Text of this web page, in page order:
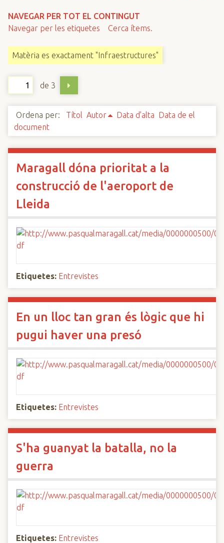
NAVEGAR PER TOT EL CONTINGUT
Navegar per les etiquetes
Cerca ítems.
Matèria es exactament "Infraestructures"
de 3
Ordena per: Títol Autor Data d'alta Data de el
document
Maragall dóna prioritat a la
construcció de l'aeroport de
Lleida
Etiquetes: Entrevistes
En un lloc tan gran és lògic que hi
pugui haver una presó
Etiquetes: Entrevistes
S'ha guanyat la batalla, no la
guerra
Etiquetes: Entrevistes